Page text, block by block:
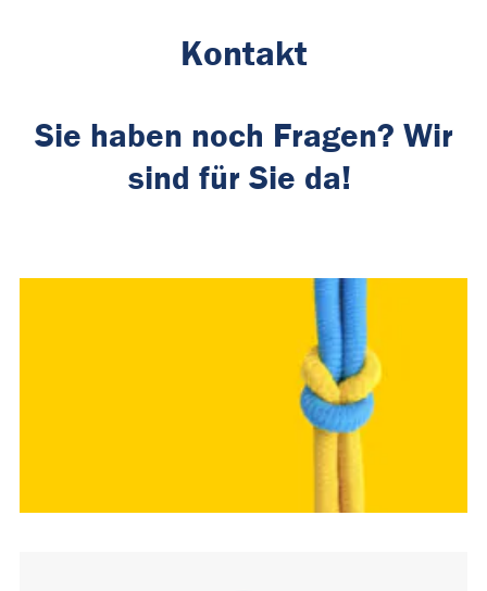
Kontakt
Sie haben noch Fragen? Wir
sind für Sie da!